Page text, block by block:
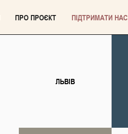
ПРО ПРОЄКТ ПІДТРИМАТИ НАС
ЛЬВІВ